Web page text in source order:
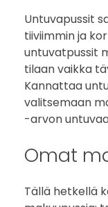
Untuvapussit
tiiviimmin ja
untuvatpussit
tilaan vaikka
Kannattaa
valitsemaan
-arvon
Omat
Tällä hetkellä